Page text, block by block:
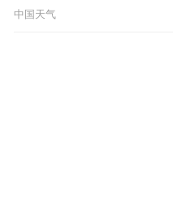
中国天气